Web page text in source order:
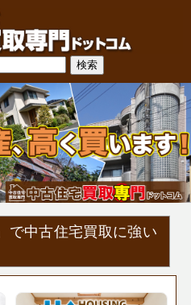
で中古住宅買取に強い